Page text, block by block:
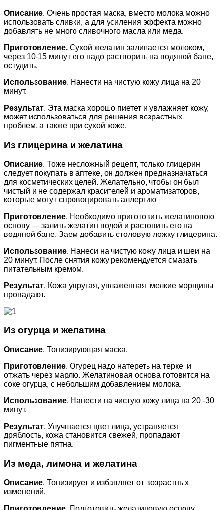
Описание. Очень простая маска, вместо молока можно
использовать сливки, а для усиления эффекта можно
добавлять не много сливочного масла или меда.
Приготовление. Сухой желатин заливается молоком,
через 10-15 минут его надо растворить на водяной бане,
остудить.
Использование. Нанести на чистую кожу лица на 20
минут.
Результат. Эта маска хорошо пиетет и увлажняет кожу,
может использоваться для решения возрастных
проблем, а также при сухой коже.
Из глицерина и желатина
Описание. Тоже несложный рецепт, только глицерин
следует покупать в аптеке, он должен предназначаться
для косметических целей. Желательно, чтобы он был
чистый и не содержал красителей и ароматизаторов,
которые могут спровоцировать аллергию
Приготовление. Необходимо приготовить желатиновою
основу — залить желатин водой и растопить его на
водяной бане. Заем добавить столовую ложку глицерина.
Использование. Нанеси на чистую кожу лица и шеи на
20 минут. После снятия кожу рекомендуется смазать
питательным кремом.
Результат. Кожа упругая, увлаженная, мелкие морщины
пропадают.
Из огурца и желатина
Описание. Тонизирующая маска.
Приготовление. Огурец надо натереть на терке, и
отжать через марлю. Желатиновая основа готовится на
соке огурца, с небольшим добавлением молока.
Использование. Нанести на чистую кожу лица на 20 -30
минут.
Результат. Улучшается цвет лица, устраняется
дряблость, кожа становится свежей, пропадают
пигментные пятна.
Из меда, лимона и желатина
Описание. Тонизирует и избавляет от возрастных
изменений.
Приготовление . Подготовить желатиновую основу.